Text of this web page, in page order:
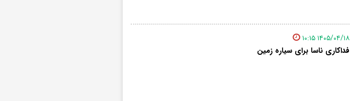
۱۴۰۵/۰۴/۱۸ ۱۰:۱۵
فداکاری ناسا برای سیاره زمین